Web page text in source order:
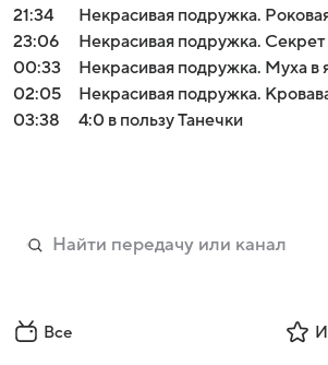
21:34
Некрасивая подружка.
23:06
Некрасивая подружка.
00:33
Некрасивая подружка. Муха в
02:05
Некрасивая подружка.
03:38
4:0 в пользу Танечки
Все